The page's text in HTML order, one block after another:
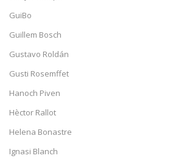
GuiBo
Guillem Bosch
Gustavo Roldán
Gusti Rosemffet
Hanoch Piven
Hèctor Rallot
Helena Bonastre
Ignasi Blanch